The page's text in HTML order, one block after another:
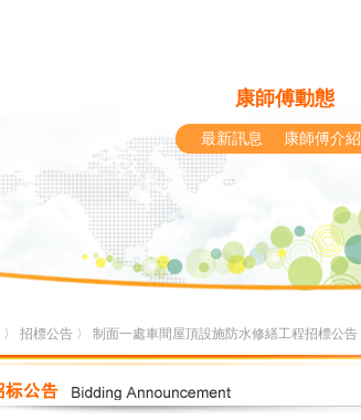
康師傅動態
最新訊息 康師傅介紹
〉 招標公告 〉 制面一處車間屋頂設施防水修繕工程招標公告